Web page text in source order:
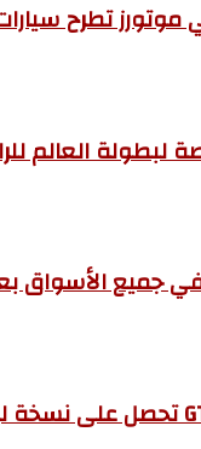
موتورز تطرح
العالم للرالي في